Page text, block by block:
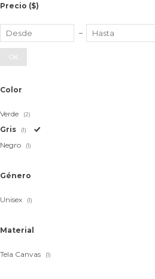
Precio ($)
OK
Color
Verde (2)
Gris (1)
Negro (1)
Género
Unisex (1)
Material
Tela Canvas (1)